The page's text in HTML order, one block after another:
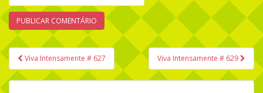
Navegação de Post
Viva Intensamente # 627 Viva Intensamente # 629